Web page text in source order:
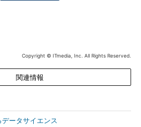
Copyright © ITmedia, Inc. All Rights Reserved.
関連情報
ータサイエンス